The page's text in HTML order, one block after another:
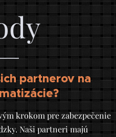
partnerov na
krokom pre zabezpečenie
Naši partneri majú